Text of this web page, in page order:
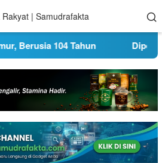
104 Tahun